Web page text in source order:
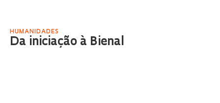
HUMANIDADES
Da iniciação à Bienal